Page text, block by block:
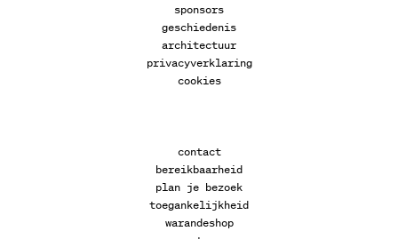
sponsors
geschiedenis
architectuur
privacyverklaring
cookies
contact
bereikbaarheid
plan je bezoek
toegankelijkheid
warandeshop